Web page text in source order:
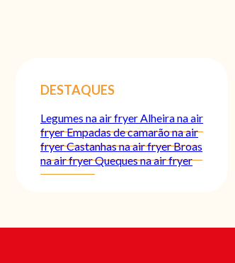
DESTAQUES
Legumes na air fryerAlheira na air
fryerEmpadas de camarão na air
fryerCastanhas na air fryerBroas
na air fryerQueques na air fryer